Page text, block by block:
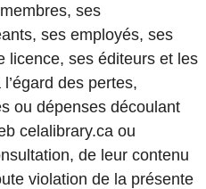
ses
ses employés, ses
licence, ses éditeurs et les
des pertes,
ou dépenses découlant
celalibrary.ca ou
de leur contenu
violation de la présente